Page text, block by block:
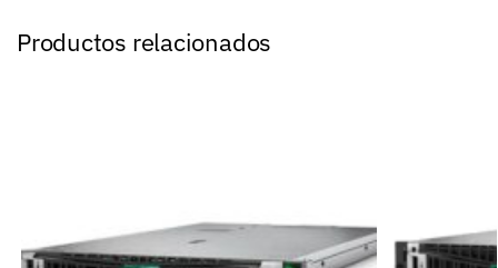
Productos relacionados